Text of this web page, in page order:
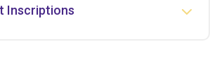
Inscriptions